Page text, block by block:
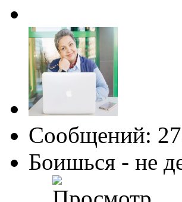
Сообщений:
Боишься - не